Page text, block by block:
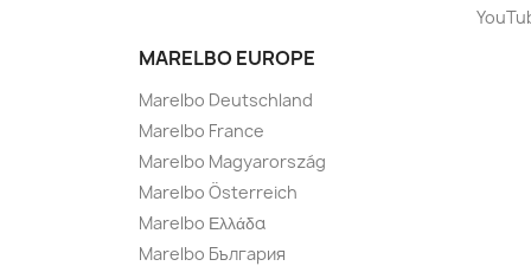
MARELBO EUROPE
Marelbo Deutschland
Marelbo France
Marelbo Magyarország
Marelbo Österreich
Marelbo Ελλάδα
Marelbo България